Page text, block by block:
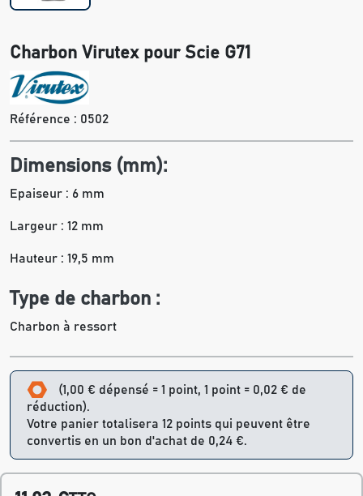
Charbon Virutex pour Scie G71
Référence : 0502
Dimensions (mm):
Epaiseur : 6 mm
Largeur : 12 mm
Hauteur : 19,5 mm
Type de charbon :
Charbon à ressort
(1,00 € dépensé = 1 point, 1 point = 0,02 € de
réduction).
Votre panier totalisera 12 points qui peuvent être
convertis en un bon d'achat de 0,24 €.